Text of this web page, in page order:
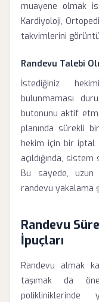
muayene olmak
Kardiyoloji,
takvimlerini
Randevu Talebi
İstediğiniz
bulunmaması
butonunu aktif
planında sürekli
hekim için bir iptal
açıldığında,
Bu sayede, uzun
randevu yakalama
Randevu
İpuçları
Randevu almak
taşımak da
polikliniklerinde